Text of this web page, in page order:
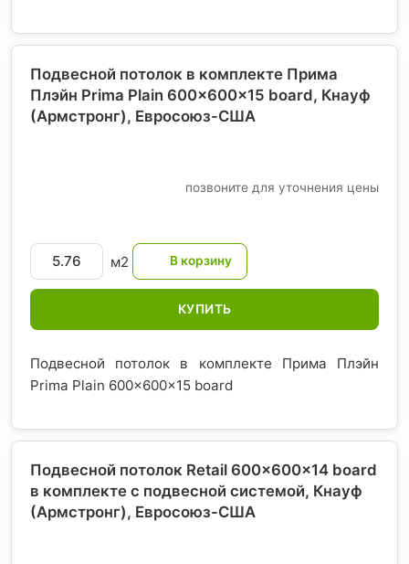
Подвесной потолок в комплекте Прима
Плэйн Prima Plain 600x600x15 board, Кнауф
(Армстронг), Евросоюз-США
позвоните для уточнения цены
м2
КУПИТЬ
Подвесной потолок в комплекте Прима Плэйн
Prima Plain 600x600x15 board
Подвесной потолок Retail 600x600x14 board
в комплекте с подвесной системой, Кнауф
(Армстронг), Евросоюз-США